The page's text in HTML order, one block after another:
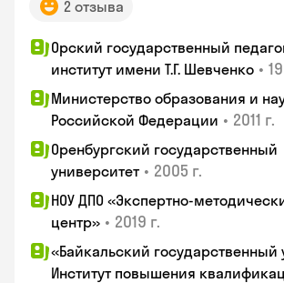
2 отзыва
Орский государственный
институт имени Т.Г. Шевченко •
Министерство образования и
Российской Федерации • 2011 г.
Оренбургский государственный
университет • 2005 г.
НОУ ДПО «Экспертно-
центр» • 2019 г.
«Байкальский государственный
Институт повышения